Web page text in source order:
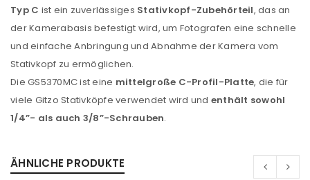
Typ C ist ein zuverlässiges Stativkopf-Zubehörteil, das an
der Kamerabasis befestigt wird, um Fotografen eine schnelle
und einfache Anbringung und Abnahme der Kamera vom
Stativkopf zu ermöglichen.
Die GS5370MC ist eine mittelgroße C-Profil-Platte, die für
viele Gitzo Stativköpfe verwendet wird und enthält sowohl
1/4”- als auch 3/8”-Schrauben.
ÄHNLICHE PRODUKTE